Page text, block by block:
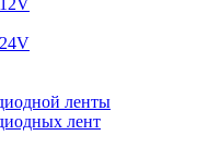
ленты
лент